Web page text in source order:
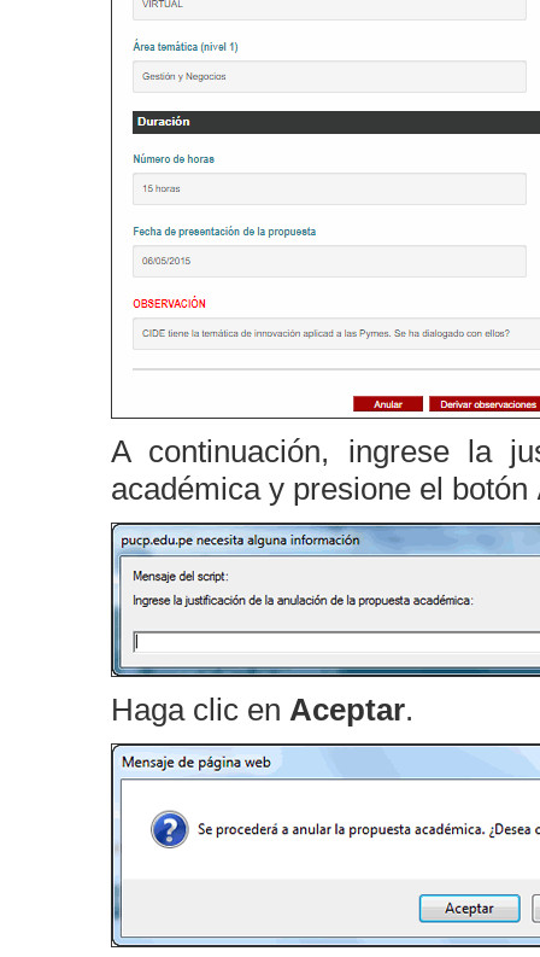
A continuación, ingrese la
académica y presione el botón
Haga clic en Aceptar.